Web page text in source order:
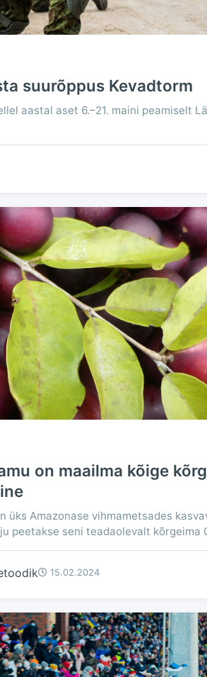
suurõppus Kevadtorm
aastal aset 6.–21. maini peamiselt
on maailma kõige
üks Amazonase vihmametsades
peetakse seni teadaolevalt kõrgeima
15.02.2024